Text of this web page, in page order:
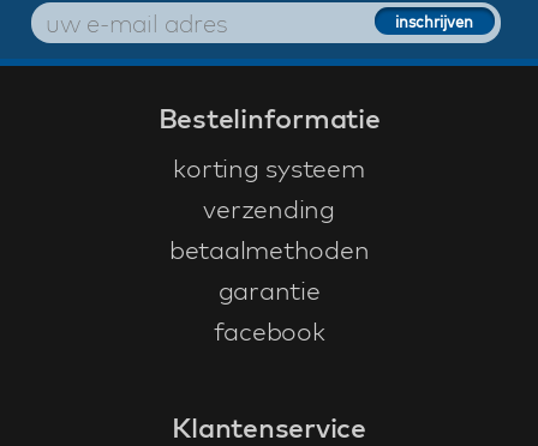
Bestelinformatie
korting systeem
verzending
betaalmethoden
garantie
facebook
Klantenservice